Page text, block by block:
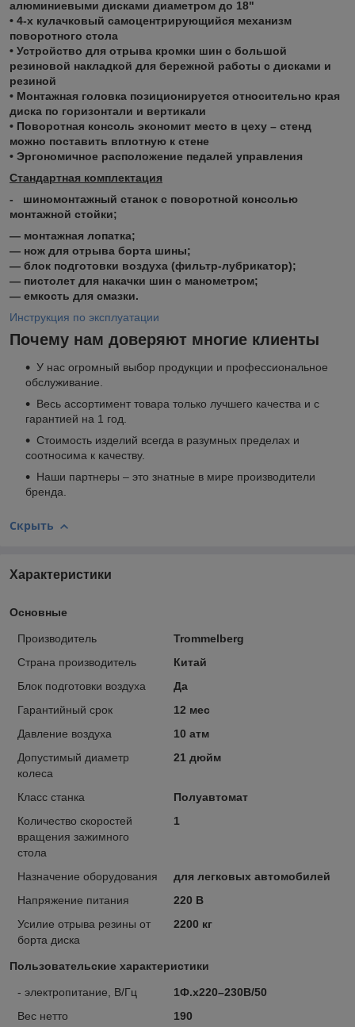
алюминиевыми дисками диаметром до 18"
• 4-х кулачковый самоцентрирующийся механизм
поворотного стола
• Устройство для отрыва кромки шин с большой
резиновой накладкой для бережной работы с дисками и
резиной
• Монтажная головка позиционируется относительно края
диска по горизонтали и вертикали
• Поворотная консоль экономит место в цеху – стенд
можно поставить вплотную к стене
• Эргономичное расположение педалей управления
Стандартная комплектация
- шиномонтажный станок с поворотной консолью
монтажной стойки;
― монтажная лопатка;
― нож для отрыва борта шины;
― блок подготовки воздуха (фильтр-лубрикатор);
― пистолет для накачки шин с манометром;
― емкость для смазки.
Инструкция по эксплуатации
Почему нам доверяют многие клиенты
У нас огромный выбор продукции и профессиональное
обслуживание.
Весь ассортимент товара только лучшего качества и с
гарантией на 1 год.
Стоимость изделий всегда в разумных пределах и
соотносима к качеству.
Наши партнеры – это знатные в мире производители
бренда.
Скрыть
Характеристики
Основные
Производитель
Trommelberg
Страна производитель
Китай
Блок подготовки воздуха
Да
Гарантийный срок
12 мес
Давление воздуха
10 атм
Допустимый диаметр
колеса
21 дюйм
Класс станка
Полуавтомат
Количество скоростей
вращения зажимного
стола
1
Назначение оборудования
для легковых автомобилей
Напряжение питания
220 В
Усилие отрыва резины от
борта диска
2200 кг
Пользовательские характеристики
- электропитание, В/Гц
1Ф.х220–230В/50
Вес нетто
190